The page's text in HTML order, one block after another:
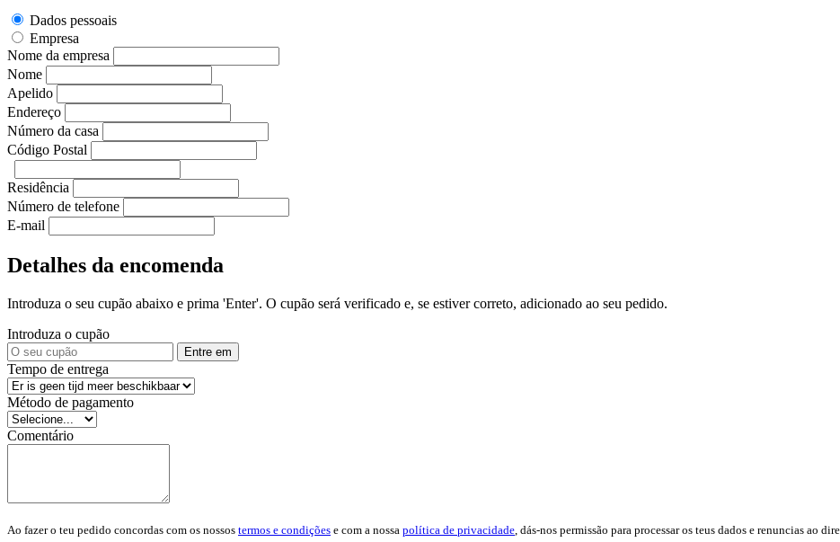
Dados pessoais
Empresa
Nome da empresa
Nome
Apelido
Endereço
Número da casa
Código Postal
Residência
Número de telefone
E-mail
Detalhes da encomenda
Introduza o seu cupão abaixo e prima 'Enter'. O cupão será verificado e, se estiver correto, adicionado ao seu pedido.
Introduza o cupão
Entre em
Tempo de entrega
Método de pagamento
Comentário
Ao fazer o teu pedido concordas com os nossos termos e condições e com a nossa política de privacidade , dás-nos permissão para processar os teus dados e renuncias ao